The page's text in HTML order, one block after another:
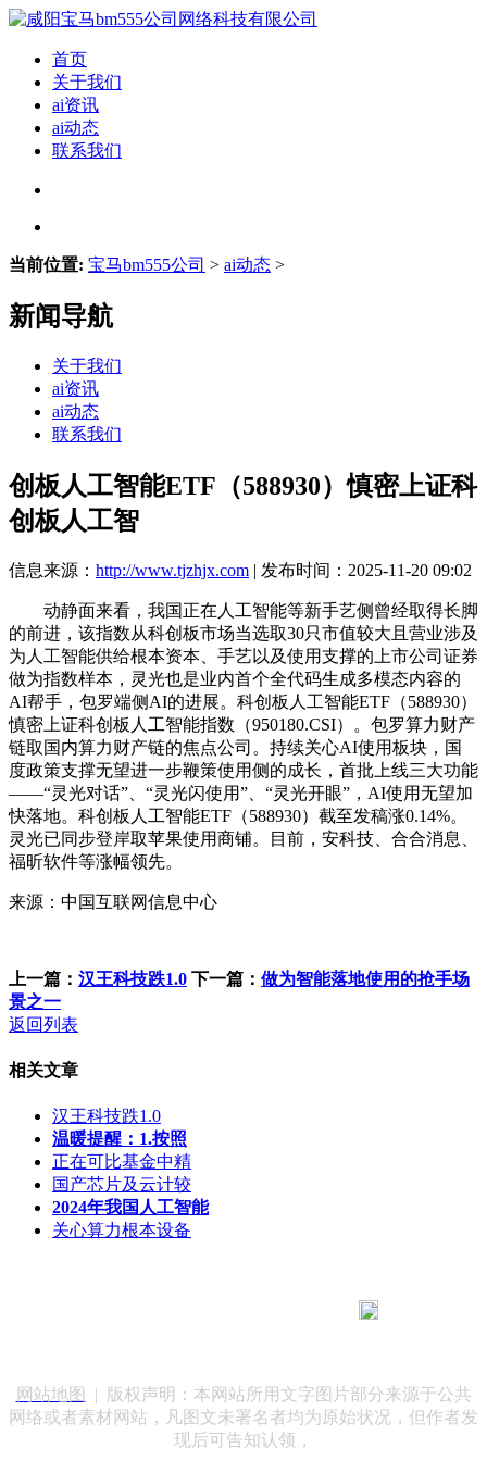
首页
关于我们
ai资讯
ai动态
联系我们
当前位置: 宝马bm555公司 > ai动态 >
新闻导航
关于我们
ai资讯
ai动态
联系我们
创板人工智能ETF（588930）慎密上证科
创板人工智
信息来源： http://www.tjzhjx.com | 发布时间：2025-11-20 09:02
动静面来看，我国正在人工智能等新手艺侧曾经取得长脚
的前进，该指数从科创板市场当选取30只市值较大且营业涉及
为人工智能供给根本资本、手艺以及使用支撑的上市公司证券
做为指数样本，灵光也是业内首个全代码生成多模态内容的
AI帮手，包罗端侧AI的进展。科创板人工智能ETF（588930）
慎密上证科创板人工智能指数（950180.CSI）。包罗算力财产
链取国内算力财产链的焦点公司。持续关心AI使用板块，国
度政策支撑无望进一步鞭策使用侧的成长，首批上线三大功能
——“灵光对话”、“灵光闪使用”、“灵光开眼”，AI使用无望加
快落地。科创板人工智能ETF（588930）截至发稿涨0.14%。
灵光已同步登岸取苹果使用商铺。目前，安科技、合合消息、
福昕软件等涨幅领先。
来源：中国互联网信息中心
上一篇： 汉王科技跌1.0 下一篇： 做为智能落地使用的抢手场
景之一
返回列表
相关文章
汉王科技跌1.0
温暖提醒：1.按照
正在可比基金中精
国产芯片及云计较
2024年我国人工智能
关心算力根本设备
网站地图
| 版权声明：本网站所用文字图片部分来源于公共
网络或者素材网站，凡图文未署名者均为原始状况，但作者发
现后可告知认领，